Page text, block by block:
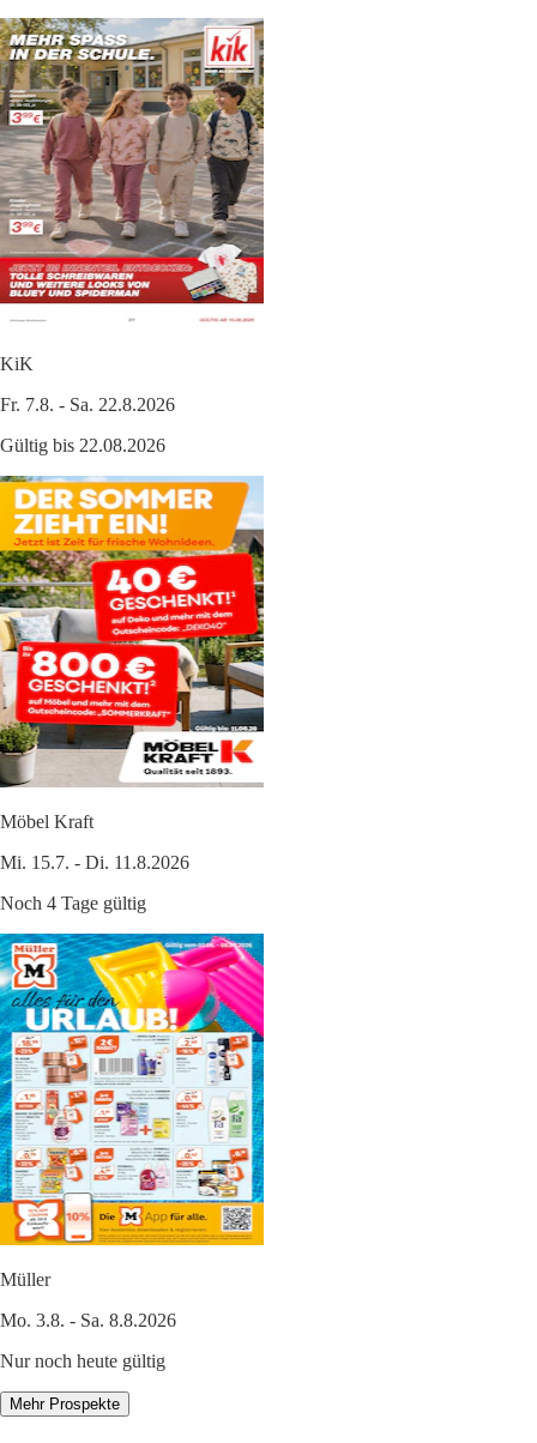
KiK
Fr. 7.8. - Sa. 22.8.2026
Gültig bis 22.08.2026
Möbel Kraft
Mi. 15.7. - Di. 11.8.2026
Noch 4 Tage gültig
Müller
Mo. 3.8. - Sa. 8.8.2026
Nur noch heute gültig
Mehr Prospekte